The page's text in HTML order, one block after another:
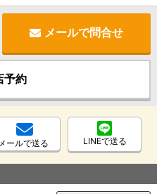
メールで問合せ
予約
メールで送る LINEで送る